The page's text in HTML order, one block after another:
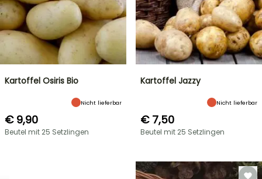
Kartoffel Osiris Bio
Nicht lieferbar
€ 9,90
Beutel mit 25 Setzlingen
Kartoffel Jazzy
Nicht lieferbar
€ 7,50
Beutel mit 25 Setzlingen